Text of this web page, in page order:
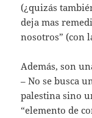
(¿quizás
deja mas
nosotros” (con
Además, son
– No se busca
palestina sino
“elemento de